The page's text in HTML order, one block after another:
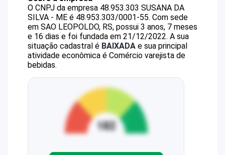
O CNPJ da empresa 48.953.303 SUSANA DA
SILVA - ME é 48.953.303/0001-55. Com sede
em SAO LEOPOLDO, RS, possui 3 anos, 7 meses
e 16 dias e foi fundada em 21/12/2022. A sua
situação cadastral é BAIXADA e sua principal
atividade econômica é Comércio varejista de
bebidas.